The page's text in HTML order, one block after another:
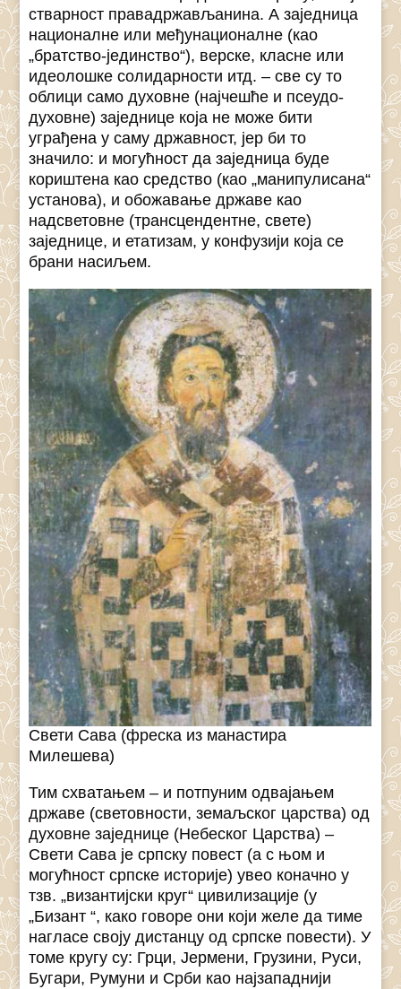
стварност правадржављанина. А заједница
националне или међунационалне (као
„братство-јединство“), верске, класне или
идеолошке солидарности итд. – све су то
облици само духовне (најчешће и псеудо-
духовне) заједнице која не може бити
уграђена у саму државност, јер би то
значило: и могућност да заједница буде
кориштена као средство (као „манипулисана“
установа), и обожавање државе као
надсветовне (трансцендентне, свете)
заједнице, и етатизам, у конфузији која се
брани насиљем.
Свети Сава (фреска из манастира
Милешева)
Тим схватањем – и потпуним одвајањем
државе (световности, земаљског царства) од
духовне заједнице (Небеског Царства) –
Свети Сава је српску повест (а с њом и
могућност српске историје) увео коначно у
тзв. „византијски круг“ цивилизације (у
„Бизант “, како говоре они који желе да тиме
нагласе своју дистанцу од српске повести). У
томе кругу су: Грци, Јермени, Грузини, Руси,
Бугари, Румуни и Срби као најзападнији